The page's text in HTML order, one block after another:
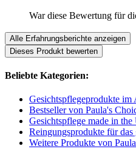
War diese Bewertung für
Alle Erfahrungsberichte anzeigen
Dieses Produkt bewerten
Beliebte Kategorien:
Gesichtspflegeprodukte im
Bestseller von Paula's
Gesichtspflege made in the
Reingungsprodukte für
Weitere Produkte von